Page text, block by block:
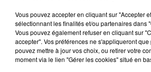
LES ARTICLES LES PLUS
Vous pouvez accepter en cliquant sur "Accepter
sélectionnant les finalités et/ou partenaires dans
Vous pouvez également refuser en cliquant sur
accepter". Vos préférences ne s'appliqueront que
pouvez mettre à jour vos choix, ou retirer votre
moment via le lien "Gérer les cookies" situé en